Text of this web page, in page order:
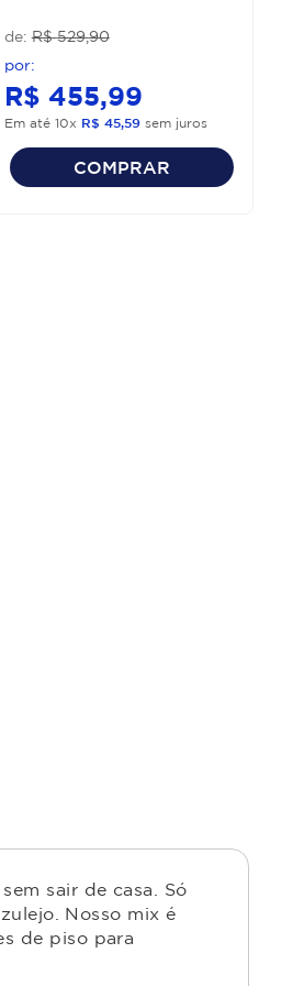
R$ 529,90
R$ 455,99
Em até 10x R$ 45,59sem juros
COMPRAR
sair de casa. Só
Nosso mix é
de piso para